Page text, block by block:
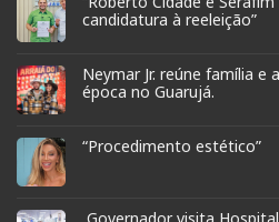
candidatura à reeleição”
Neymar Jr. reúne família e
época no Guarujá.
“Procedimento estético”